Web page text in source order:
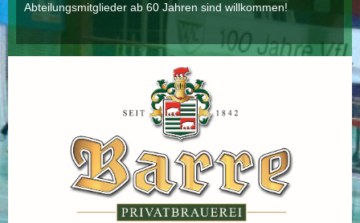
Abteilungsmitglieder ab 60 Jahren sind willkommen!